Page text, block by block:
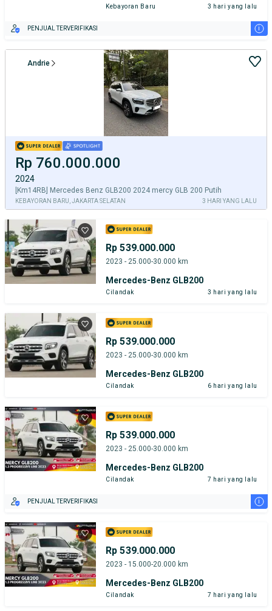
Kebayoran Baru 3 hari yang lalu
PENJUAL TERVERIFIKASI i
Rp 760.000.000
2024
[Km14RB] Mercedes Benz GLB200 2024 mercy GLB 200 Putih
KEBAYORAN BARU, JAKARTA SELATAN 3 HARI YANG LALU
Andrie
Rp 539.000.000
2023 - 25.000-30.000 km
Mercedes-Benz GLB200
Cilandak 3 hari yang lalu
Rp 539.000.000
2023 - 25.000-30.000 km
Mercedes-Benz GLB200
Cilandak 6 hari yang lalu
Rp 539.000.000
2023 - 25.000-30.000 km
Mercedes-Benz GLB200
Cilandak 7 hari yang lalu
PENJUAL TERVERIFIKASI i
Rp 539.000.000
2023 - 15.000-20.000 km
Mercedes-Benz GLB200
Cilandak 7 hari yang lalu